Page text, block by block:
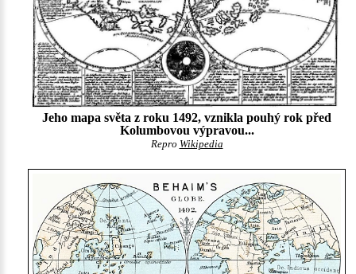
Jeho mapa světa z roku 1492, vznikla pouhý rok před
Kolumbovou výpravou...
Repro Wikipedia